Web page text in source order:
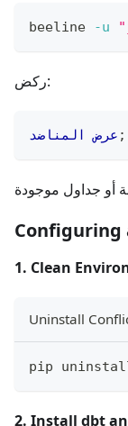
beeline -u
ركض:
عرض المناضد ;
Configuring
1. Clean
Uninstall
pip
2. Install dbt